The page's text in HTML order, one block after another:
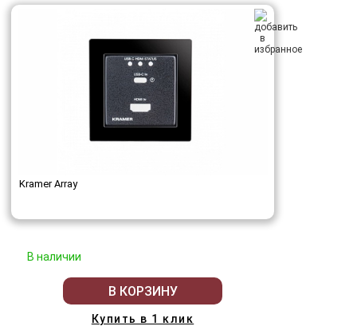
Kramer Array
В наличии
В КОРЗИНУ
Купить в 1 клик